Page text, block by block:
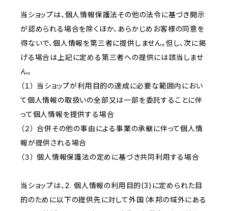
当ショップは、個人情報保護法その他の法令に基づき開示
が認められる場合を除くほか、あらかじめお客様の同意を
得ないで、個人情報を第三者に提供しません。但し、次に掲
げる場合は上記に定める第三者への提供には該当しませ
ん。
（１） 当ショップが利用目的の達成に必要な範囲内におい
て個人情報の取扱いの全部又は一部を委託することに伴
って個人情報を提供する場合
（２） 合併その他の事由による事業の承継に伴って個人情
報が提供される場合
（３） 個人情報保護法の定めに基づき共同利用する場合
当ショップは、2. 個人情報の利用目的(3)に定められた目
的のために以下の提供先に対して外国（本邦の域外にある